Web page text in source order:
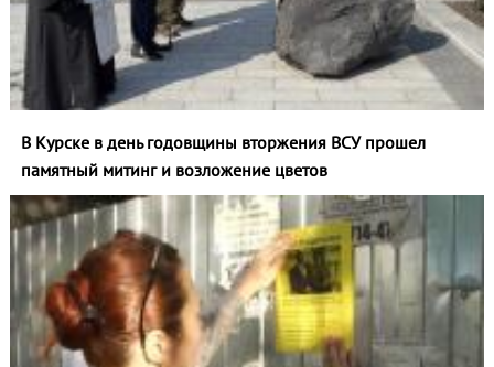
В Курске в день годовщины вторжения ВСУ прошел
памятный митинг и возложение цветов